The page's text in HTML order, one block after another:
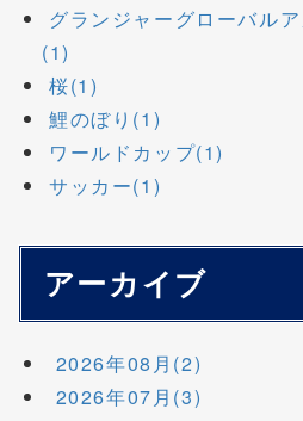
グランジャーグローバル
(1)
桜(1)
鯉のぼり(1)
ワールドカップ(1)
サッカー(1)
アーカイブ
2026年08月(2)
2026年07月(3)